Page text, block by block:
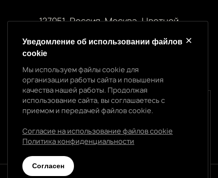
127051, Россия, Москва, Цветной
Реквизиты компании
ООО “МЭФ ЛИГАЛ”
ИНН 7704874992
ОГРН 5147746145718
Политика конфиденциальности
Уведомление об использовании cookie
работы сайта и повышения качества нашей работы.
Продолжая использование сайта, вы
cookie.
Уведомление об использовании файлов
cookie
Мы используем файлы cookie для
организации работы сайта и повышения
качества нашей работы. Продолжая
использование сайта, вы соглашаетесь с
приемом и передачей файлов cookie.
Согласие на использование файлов cookie
Политика конфиденциальности
Cогласен